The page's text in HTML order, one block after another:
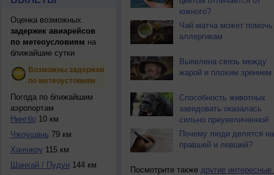
Оценка возможных
задержек авиарейсов
по метеоусловиям на
ближайшие сутки
Возможны задержки
по метеоустовиям
Погода по ближайшим
аэропортам
Нингбо10 км
Чжоушань 79 км
Ханчжоу 115 км
Шанхай / Пудун 144 км
южного?
Чай матча может помочь
аллергикам
Выявлена связь между
жарой и плохим зрением
Способность животных
завидовать оказалась
сильно преувеличенной
Почему люди делятся на
правшей и левшей?
Посмотрите также другие интересные